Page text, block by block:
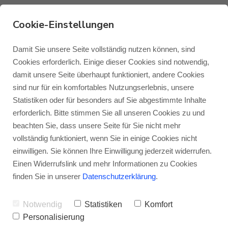
Monitor Audio
Monitor Audio Custom Install
Roksan
Blok
Blog Monitor Audio
Blog Roksan
Blog Blok
Blok Stax 2G HiFi-Rack
im Test bei den HiFi-
IFAs!
VON JENS RAGENOW 09.05.2026
Kann ein HiFi-Rack gleichzeitig eine wertige
Optik haben, flexibel konfigurierbar und
Bernd Weber vom Online-Fachmagazin
Cookie-Einstellungen
Damit Sie unsere Seite vollständig nutzen können, sind
Cookies erforderlich. Einige dieser Cookies sind notwendig,
damit unsere Seite überhaupt funktioniert, andere Cookies
sind nur für ein komfortables Nutzungserlebnis, unsere
Statistiken oder für besonders auf Sie abgestimmte Inhalte
erforderlich. Bitte stimmen Sie all unseren Cookies zu und
beachten Sie, dass unsere Seite für Sie nicht mehr
vollständig funktioniert, wenn Sie in einige Cookies nicht
einwilligen. Sie können Ihre Einwilligung jederzeit widerrufen.
Einen Widerrufslink und mehr Informationen zu Cookies
finden Sie in unserer Datenschutzerklärung.
Notwendig Statistiken
Komfort
Personalisierung